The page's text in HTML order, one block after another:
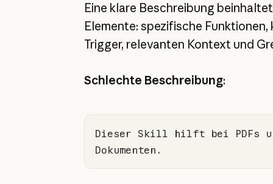
Eine klare Beschreibung
Elemente: spezifische Funktionen,
Trigger, relevanten Kontext und
Schlechte Beschreibung:
Dieser Skill hilft bei PDFs
Dokumenten.